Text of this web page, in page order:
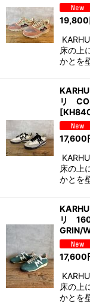
19,800
床の上
かとを
リ
[
17,600
床の上
かとを
リ
GRIN/
17,600
床の上
かとを